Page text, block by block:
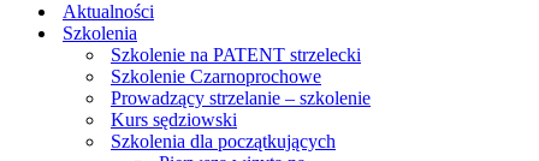
Aktualności
Szkolenia
Szkolenie na PATENT strzelecki
Szkolenie Czarnoprochowe
Prowadzący strzelanie – szkolenie
Kurs sędziowski
Szkolenia dla początkujących